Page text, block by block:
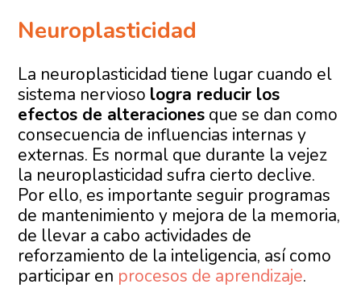
Neuroplasticidad
La neuroplasticidad tiene lugar cuando el
sistema nervioso logra reducir los
efectos de alteraciones que se dan como
consecuencia de influencias internas y
externas. Es normal que durante la vejez
la neuroplasticidad sufra cierto declive.
Por ello, es importante seguir programas
de mantenimiento y mejora de la memoria,
de llevar a cabo actividades de
reforzamiento de la inteligencia, así como
participar en procesos de aprendizaje.